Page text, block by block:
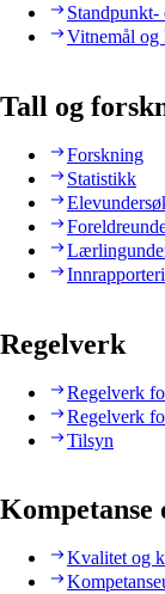
Vitnemål og
Tall og
Forskning
Statistikk
Regelverk
Regelverk
Regelverk
Tilsyn
Kompetanse
Kvalitet og